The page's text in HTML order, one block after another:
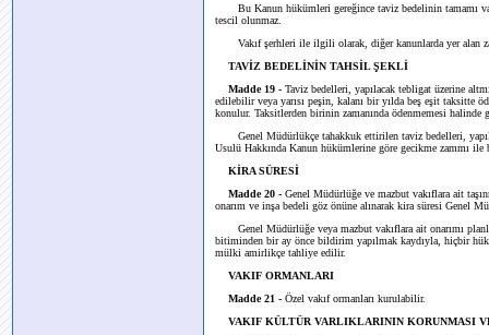
Bu Kanun hükümleri gereğince taviz bedelinin tamamı
tescil olunmaz.
Vakıf şerhleri ile ilgili olarak, diğer kanunlarda yer alan
TAVİZ BEDELİNİN TAHSİL ŞEKLİ
Madde 19 - Taviz bedelleri, yapılacak tebligat üzerine
edilebilir veya yarısı peşin, kalanı bir yılda beş eşit taksitte
konulur. Taksitlerden birinin zamanında ödenmemesi halinde
Genel Müdürlükçe tahakkuk ettirilen taviz bedelleri,
Usulü Hakkında Kanun hükümlerine göre gecikme zammı
KİRA SÜRESİ
Madde 20 - Genel Müdürlüğe ve mazbut vakıflara ait
onarım ve inşa bedeli göz önüne alınarak kira süresi Genel
Genel Müdürlüğe veya mazbut vakıflara ait onarımı
bitiminden bir ay önce bildirim yapılmak kaydıyla, hiçbir
mülki amirlikçe tahliye edilir.
VAKIF ORMANLARI
Madde 21 - Özel vakıf ormanları kurulabilir.
VAKIF KÜLTÜR VARLIKLARININ KORUNMASI